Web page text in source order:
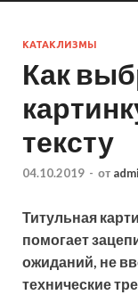
КАТАКЛИЗМЫ
Как
тексту
04.10.2019 - от
Титульная
помогает
ожиданий, не
технические